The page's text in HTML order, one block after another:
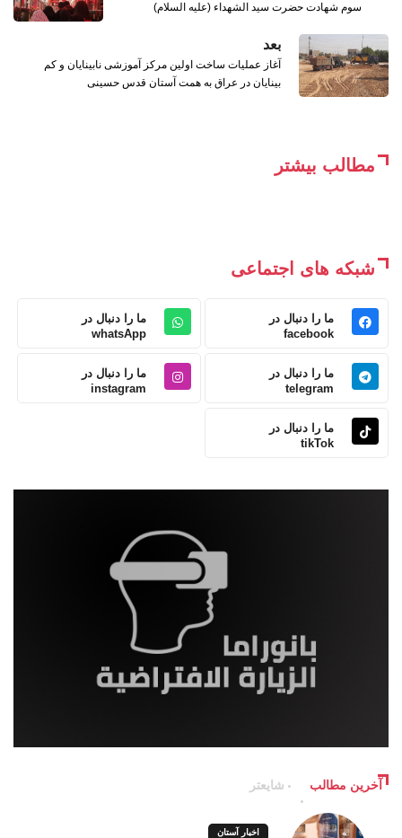
سوم شهادت حضرت سید الشهداء (علیه السلام)
بعد
‌آغاز عملیات ساخت اولین مرکز آموزشی نابینایان و کم
بینایان در عراق به همت آستان قدس حسینی
مطالب بیشتر
شبکه های اجتماعی
ما را دنبال در
facebook
ما را دنبال در
whatsApp
ما را دنبال در
telegram
ما را دنبال در
instagram
ما را دنبال در
tikTok
آخرین مطالب شایعتر
اخبار آستان